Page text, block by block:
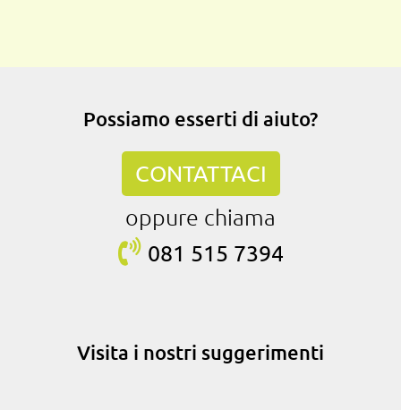
Possiamo esserti di aiuto?
CONTATTACI
oppure chiama
081 515 7394
Visita i nostri suggerimenti